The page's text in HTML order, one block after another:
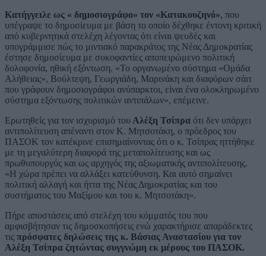
Κατήγγειλε ως « δημοσιογράφο» τον «Κατακουζηνό», που
υπέγραψε το δημοσίευμα με βάση το οποίο δέχθηκε έντονη κριτική
από κυβερνητικά στελέχη λέγοντας ότι είναι ψευδές και
υπογράμμισε πώς το μιντιακό παρακράτος της Νέας Δημοκρατίας
έστησε δημοσίευμα με συκοφαντίες αποπειρώμενο πολιτική
δολοφονία, ηθική εξόντωση. «Το οργανωμένο σύστημα «Ομάδα
Αλήθειας», Βούλτεψη, Γεωργιάδη, Μαρινάκη και διαφόρων σάιτ
που γράφουν δημοσιογράφοι ανύπαρκτοι, είναι ένα ολοκληρωμένο
σύστημα εξόντωσης πολιτικών αντιπάλων», επέμεινε.
Ερωτηθείς για τον ισχυρισμό του Αλέξη Τσίπρα ότι δεν υπάρχει
αντιπολίτευση απέναντι στον Κ. Μητσοτάκη, ο πρόεδρος του
ΠΑΣΟΚ τον κατέκρινε επισημαίνοντας ότι ο κ. Τσίπρας ηττήθηκε
με τη μεγαλύτερη διαφορά της μεταπολίτευσης και ως
πρωθυπουργός και ως αρχηγός της αξιωματικής αντιπολίτευσης.
«Η χώρα πρέπει να αλλάξει κατεύθυνση. Και αυτό σημαίνει
πολιτική αλλαγή και ήττα της Νέας Δημοκρατίας και του
συστήματος του Μαξίμου και του κ. Μητσοτάκη».
Πήρε αποστάσεις από στελέχη του κόμματός του που
αμφισβήτησαν τις δημοσκοπήσεις ενώ χαρακτήρισε απαράδεκτες
τις πρόσφατες δηλώσεις της κ. Βάσιας Αναστασίου για τον
Αλέξη Τσίπρα ζητώντας συγγνώμη εκ μέρους του ΠΑΣΟΚ.